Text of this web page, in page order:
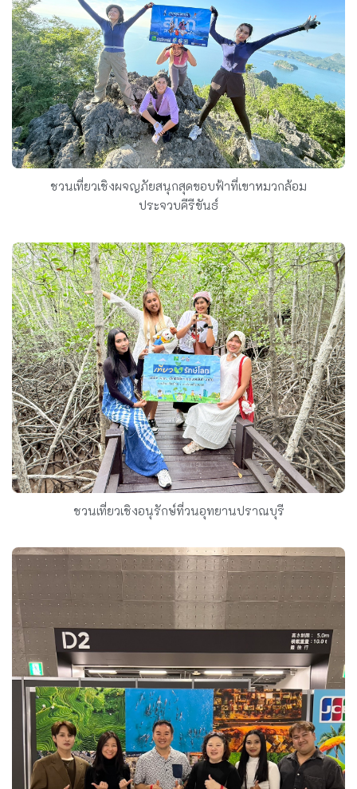
ชวนเที่ยวเชิงผจญภัยสนุกสุดขอบฟ้าที่เขาหมวกล้อม
ประจวบคีรีขันธ์
ชวนเที่ยวเชิงอนุรักษ์ที่วนอุทยานปราณบุรี